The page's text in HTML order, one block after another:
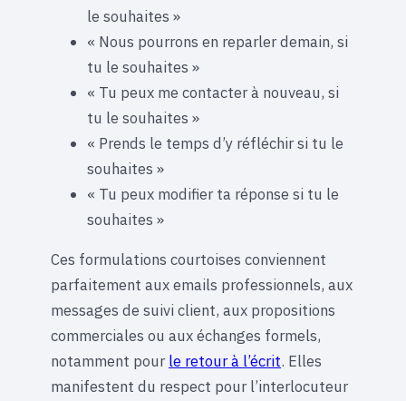
le souhaites »
« Nous pourrons en reparler demain, si
tu le souhaites »
« Tu peux me contacter à nouveau, si
tu le souhaites »
« Prends le temps d’y réfléchir si tu le
souhaites »
« Tu peux modifier ta réponse si tu le
souhaites »
Ces formulations courtoises conviennent
parfaitement aux emails professionnels, aux
messages de suivi client, aux propositions
commerciales ou aux échanges formels,
notamment pourle retour à l’écrit. Elles
manifestent du respect pour l’interlocuteur